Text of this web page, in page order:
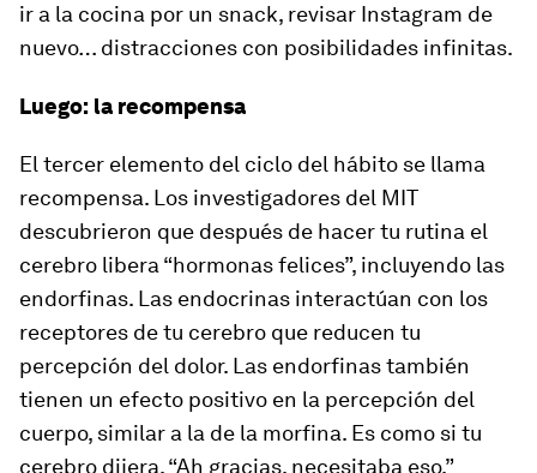
ir a la cocina por un snack, revisar Instagram de
nuevo… distracciones con posibilidades infinitas.
Luego: la recompensa
El tercer elemento del ciclo del hábito se llama
recompensa. Los investigadores del MIT
descubrieron que después de hacer tu rutina el
cerebro libera “hormonas felices”, incluyendo las
endorfinas. Las endocrinas interactúan con los
receptores de tu cerebro que reducen tu
percepción del dolor. Las endorfinas también
tienen un efecto positivo en la percepción del
cuerpo, similar a la de la morfina. Es como si tu
cerebro dijera, “Ah gracias, necesitaba eso.”